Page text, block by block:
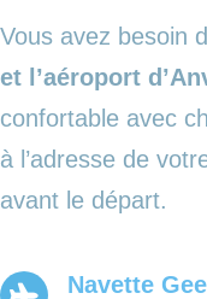
Vous avez besoin
et l’aéroport
confortable avec
à l’adresse de
avant le départ.
Navette